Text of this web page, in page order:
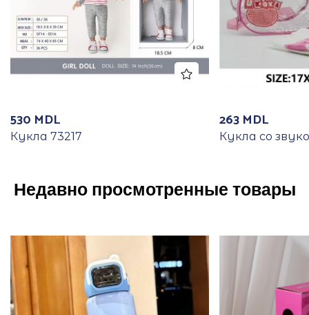
530 MDL
Кукла 73217
263 MDL
Кукла со
Недавно просмотренные товары